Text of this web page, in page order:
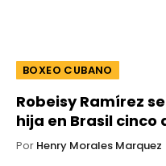
BOXEO CUBANO
Robeisy Ramírez
hija en Brasil cinco
Por Henry Morales Marquez